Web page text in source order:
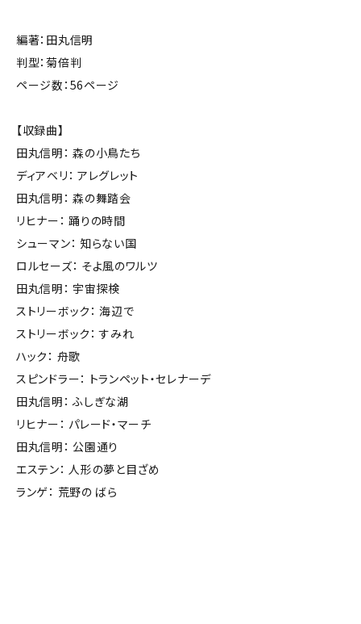
編著：田丸信明
判型：菊倍判
ページ数：56ページ
【収録曲】
田丸信明： 森の小鳥たち
ディアベリ： アレグレット
田丸信明： 森の舞踏会
リヒナー： 踊りの時間
シューマン： 知らない国
ロルセーズ： そよ風のワルツ
田丸信明： 宇宙探検
ストリーボック： 海辺で
ストリーボック： すみれ
ハック： 舟歌
スピンドラー： トランペット・セレナーデ
田丸信明： ふしぎな湖
リヒナー： パレード・マーチ
田丸信明： 公園通り
エステン： 人形の夢と目ざめ
ランゲ： 荒野の ばら